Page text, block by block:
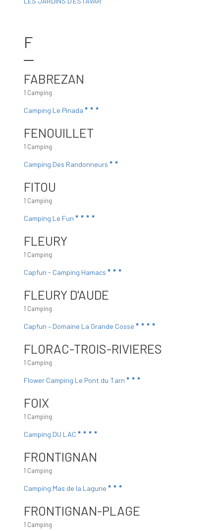
F
FABREZAN
1 Camping
Camping Le Pinada
FENOUILLET
1 Camping
Camping Des Randonneurs
FITOU
1 Camping
Camping Le Fun
FLEURY
1 Camping
Capfun - Camping Hamacs
FLEURY D'AUDE
1 Camping
Capfun – Domaine La Grande Cosse
FLORAC-TROIS-RIVIERES
1 Camping
Flower Camping Le Pont du Tarn
FOIX
1 Camping
Camping DU LAC
FRONTIGNAN
1 Camping
Camping Mas de la Lagune
FRONTIGNAN-PLAGE
1 Camping